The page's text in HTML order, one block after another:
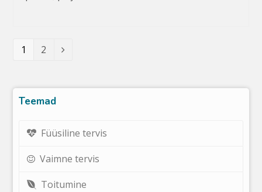
Leht
1 Leht
2 Järgmine
Teemad
Füüsiline tervis
Vaimne tervis
Toitumine